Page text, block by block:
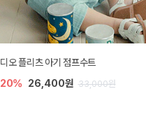
디오 플리츠 아기 점프수트
20% 26,400원 33,000원